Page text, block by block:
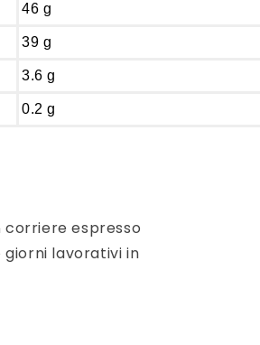
46 g
39 g
3.6 g
0.2 g
corriere espresso
giorni lavorativi in